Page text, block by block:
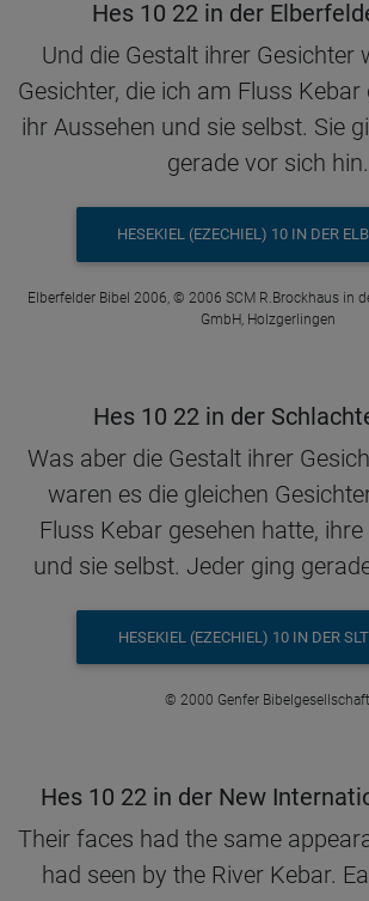
Hes 10 22 in der
Und die Gestalt ihrer Gesichter
Gesichter, die ich am Fluss Kebar
ihr Aussehen und sie selbst. Sie
gerade vor sich hin.
HESEKIEL (EZECHIEL) 10 IN DER
Elberfelder Bibel 2006, © 2006 SCM R.Brockhaus in
GmbH, Holzgerlingen
Hes 10 22 in der
Was aber die Gestalt ihrer
waren es die gleichen
Fluss Kebar gesehen hatte,
und sie selbst. Jeder ging
HESEKIEL (EZECHIEL) 10 IN DER
© 2000 Genfer Bibelgesellschaft
Hes 10 22 in der New
Their faces had the same
had seen by the River Kebar.